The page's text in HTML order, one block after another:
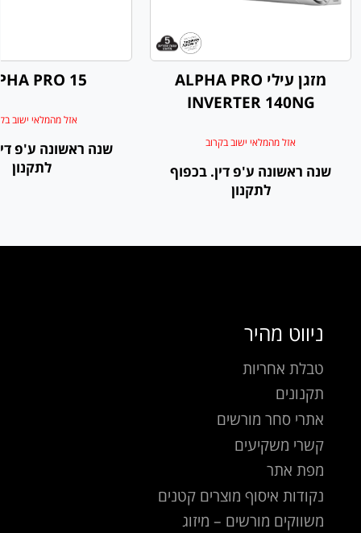
מזגן עילי ALPHA PRO
INVERTER 140NG
אזל מהמלאי ישוב בקרוב
שנה ראשונה ע'פ דין. בכפוף
לתקנון
PRO 15
אזל מהמלאי ישוב
שנה ראשונה ע'פ
לתקנון
ניווט מהיר
טבלת אחריות
תקנונים
אתרי סחר מורשים
קשרי משקיעים
מפת אתר
נקודות איסוף מוצרים קטנים
משווקים מורשים – מיזוג